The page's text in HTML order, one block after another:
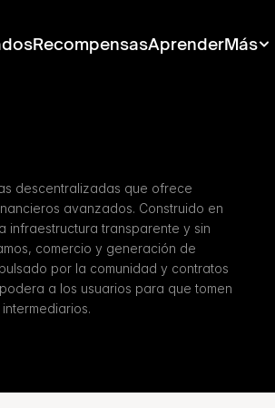
RecompensasAprenderMás
descentralizadas que ofrece
avanzados. Construido en
infraestructura transparente y sin
comercio y generación de
por la comunidad y contratos
a los usuarios para que tomen